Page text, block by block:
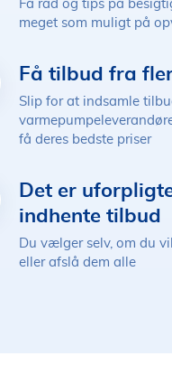
Få råd og tips på
meget som muligt på
Få tilbud fra
Slip for at indsamle
få deres bedste priser
Det er
indhente tilbud
Du vælger selv, om du
eller afslå dem alle